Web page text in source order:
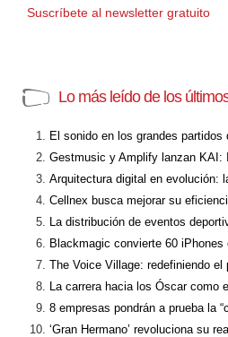
Suscríbete al newsletter gratuito
Lo más leído de los
El sonido en los grandes
Gestmusic y Amplify lanzan KAI:
Arquitectura digital en evolución:
Cellnex busca mejorar su
La distribución de eventos
Blackmagic convierte 60
The Voice Village: redefiniendo el
La carrera hacia los Óscar como
8 empresas pondrán a prueba la
‘Gran Hermano’ revoluciona su